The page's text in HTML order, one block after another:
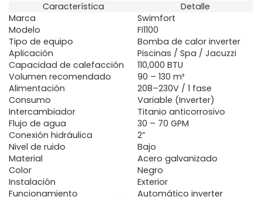
Característica
Detalle
Marca
Swimfort
Modelo
FI1100
Tipo de equipo
Bomba de calor inverter
Aplicación
Piscinas / Spa / Jacuzzi
Capacidad de calefacción
110,000 BTU
Volumen recomendado
90 – 130 m³
Alimentación
208–230V / 1 fase
Consumo
Variable (Inverter)
Intercambiador
Titanio anticorrosivo
Flujo de agua
30 – 70 GPM
Conexión hidráulica
2”
Nivel de ruido
Bajo
Material
Acero galvanizado
Color
Negro
Instalación
Exterior
Funcionamiento
Automático inverter